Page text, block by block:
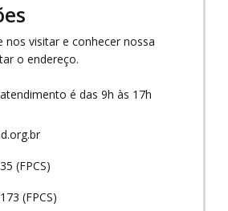
nos visitar e conhecer nossa
o endereço.
é das 9h às 17h
(FPCS)
(FPCS)